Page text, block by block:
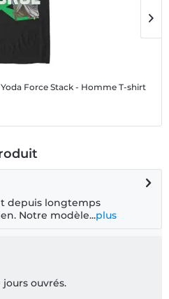
Force Stack - Homme T-shirt
depuis longtemps
Notre modèle...plus
jours ouvrés.